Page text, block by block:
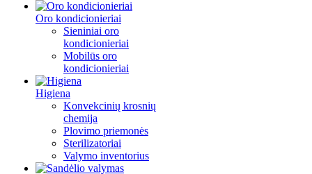
Oro kondicionieriai
Sieniniai oro
kondicionieriai
Mobilūs oro
kondicionieriai
Higiena
Konvekcinių krosnių
chemija
Plovimo priemonės
Sterilizatoriai
Valymo inventorius